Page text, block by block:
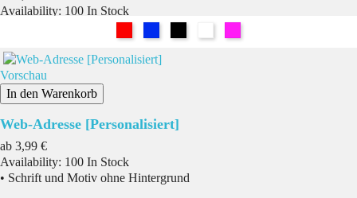
Availability: 100 In Stock
Vorschau
In den Warenkorb
Web-Adresse [Personalisiert]
ab Preis
3,99 €
Availability: 100 In Stock
• Schrift und Motiv ohne Hintergrund